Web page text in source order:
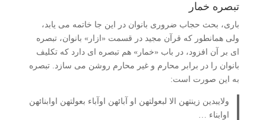
تبصره خمار
باری، بحث حجاب ضروری بانوان در این جا خاتمه می یابد،
ولی همانطور که قرآن مجید در قسمت «ازار» بانوان، تبصره
ای بر آن افزود، در باب «خمار» هم تبصره ای دارد که تکلیف
بانوان را در برابر محارم و غیر محارم روشن می سازد. تبصره
به این صورت است:
ولایبدین زینتهن الا لبعولتهن او آبائهن اوآباء بعولتهن اوابنائهن
اوابناء …